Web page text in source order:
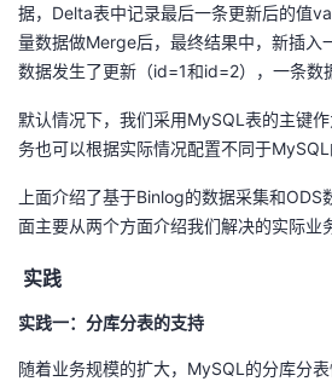
据，Delta表中记录最后一条更新后的值
量数据做Merge后，最终结果中，新插入
数据发生了更新（id=1和id=2），一条数
默认情况下，我们采用MySQL表的主键
务也可以根据实际情况配置不同于MySQL
上面介绍了基于Binlog的数据采集和
面主要从两个方面介绍我们解决的实际业
实践
实践一：分库分表的支持
随着业务规模的扩大，MySQL的分库分